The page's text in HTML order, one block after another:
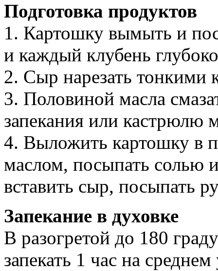
Подготовка продуктов
1. Картошку вымыть и
и каждый клубень
2. Сыр нарезать тонкими
3. Половиной масла
запекания или кастрюлю
4. Выложить картошку в
маслом, посыпать солью
вставить сыр, посыпать
Запекание в духовке
В разогретой до 180
запекать 1 час на